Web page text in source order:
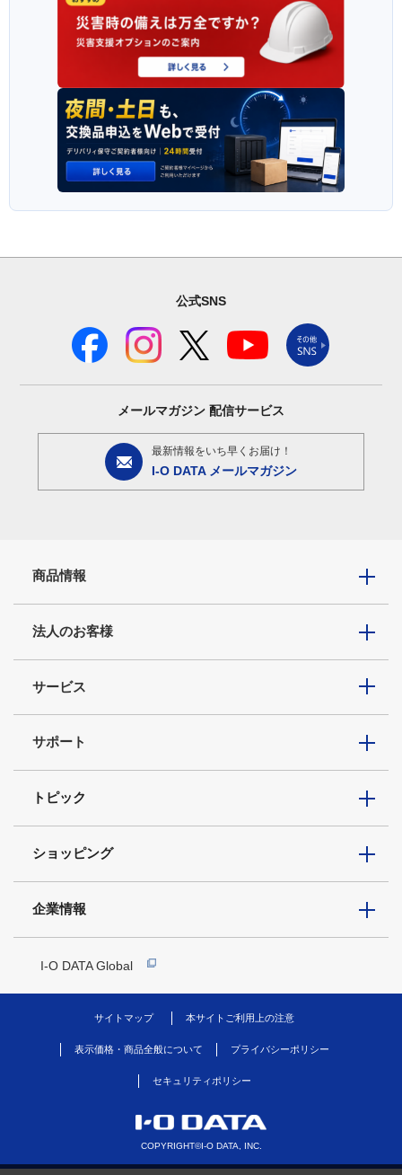
公式SNS
メールマガジン 配信サービス
最新情報をいち早くお届け！
I-O DATA メールマガジン
商品情報
法人のお客様
サービス
サポート
トピック
ショッピング
企業情報
I-O DATA Global
サイトマップ 本サイトご利用上の注意
表示価格・商品全般について プライバシーポリシー
セキュリティポリシー
COPYRIGHT©I-O DATA, INC.